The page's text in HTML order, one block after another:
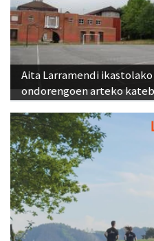
Aita Larramendi
ondorengoen arteko